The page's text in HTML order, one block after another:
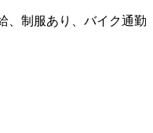
、制服あり、バイク通勤